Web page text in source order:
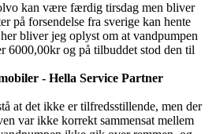
kan være færdig tirsdag men bliver
på forsendelse fra sverige kan hente
bliver jeg oplyst om at vandpumpen
6000,00kr og på tilbuddet stod den til
- Hella Service Partner
at det ikke er tilfredsstillende, men der
var ikke korrekt sammensat mellem